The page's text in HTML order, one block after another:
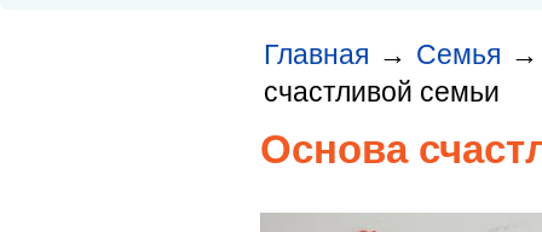
Главная → Семья →
счастливой семьи
Основа